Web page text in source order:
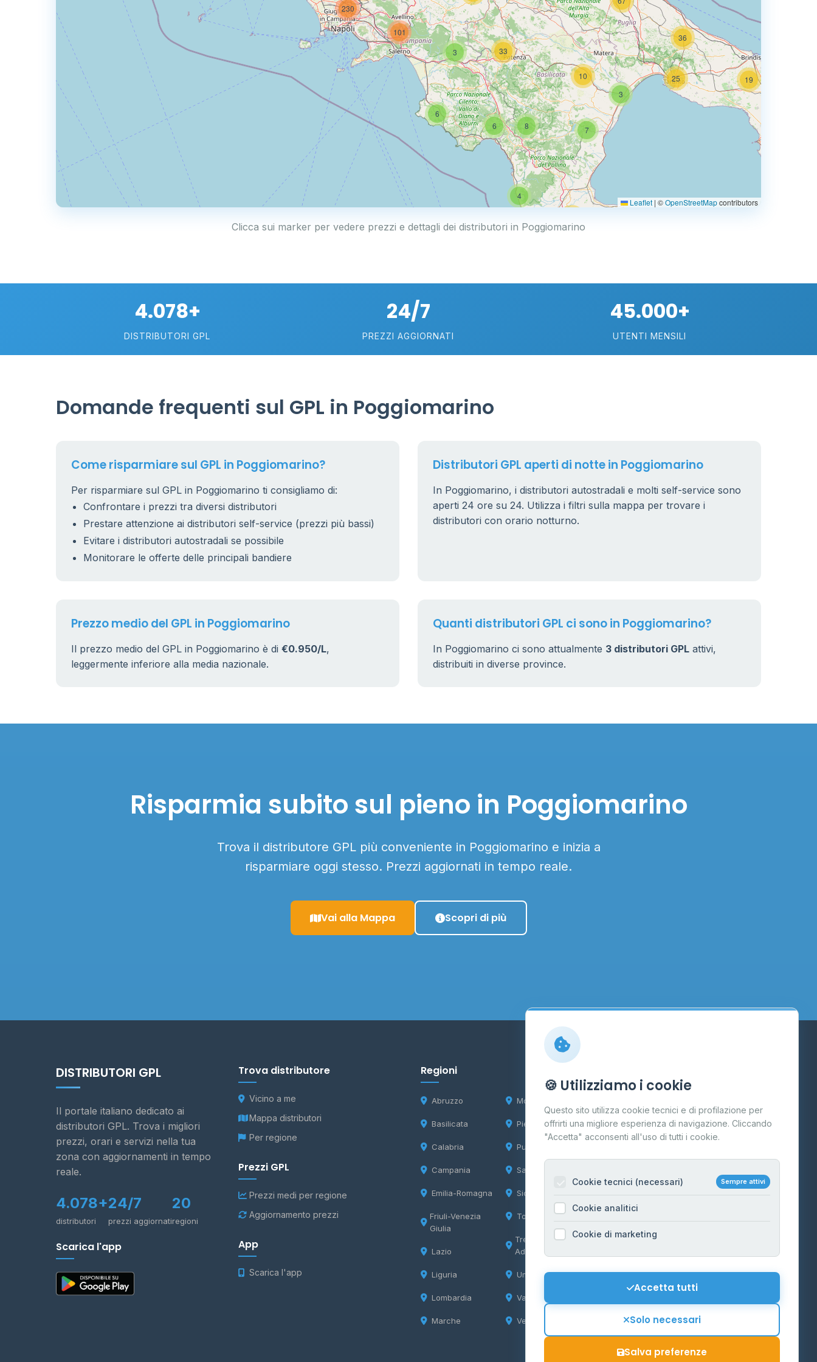
7 20
53
5
9
101
230
6
6
10
7
8
4
3
10
3 33
25 19
36
Leaflet | ©OpenStreetMapcontributors
Clicca sui marker per vedere prezzi e dettagli dei distributori in Poggiomarino
4.078+
DISTRIBUTORI GPL
24/7
PREZZI AGGIORNATI
45.000+
UTENTI MENSILI
Domande frequenti sul GPL in Poggiomarino
Come risparmiare sul GPL in Poggiomarino?
Per risparmiare sul GPL in Poggiomarino ti consigliamo di:
Confrontare i prezzi tra diversi distributori
Prestare attenzione ai distributori self-service (prezzi più bassi)
Evitare i distributori autostradali se possibile
Monitorare le offerte delle principali bandiere
Distributori GPL aperti di notte in Poggiomarino
In Poggiomarino, i distributori autostradali e molti self-service sono
aperti 24 ore su 24. Utilizza i filtri sulla mappa per trovare i
distributori con orario notturno.
Prezzo medio del GPL in Poggiomarino
Il prezzo medio del GPL in Poggiomarino è di €0.950/L,
leggermente inferiore alla media nazionale.
Quanti distributori GPL ci sono in Poggiomarino?
In Poggiomarino ci sono attualmente 3 distributori GPL attivi,
distribuiti in diverse province.
Risparmia subito sul pieno in Poggiomarino
Trova il distributore GPL più conveniente in Poggiomarino e inizia a
risparmiare oggi stesso. Prezzi aggiornati in tempo reale.
Vai alla Mappa Scopri di più
DISTRIBUTORI GPL
Il portale italiano dedicato ai
distributori GPL. Trova i migliori
prezzi, orari e servizi nella tua
zona con aggiornamenti in tempo
reale.
4.078+
distributori
24/7
prezzi aggiornati
20
regioni
Scarica l'app
Trova distributore
Vicino a me
Mappa distributori
Per regione
Prezzi GPL
Prezzi medi per regione
Aggiornamento prezzi
App
Scarica l'app
Regioni
Abruzzo
Basilicata
Calabria
Campania
Emilia-Romagna
Friuli-Venezia
Giulia
Lazio
Liguria
Lombardia
Marche
Molise
Piemonte
Puglia
Sardegna
Sicilia
Toscana
Trentino-Alto
Adige
Umbria
Valle d'Aosta
Veneto
Contatti
Per gestori
Informazioni legali
Privacy Policy
Cookie Policy
Mappa del sito
Contattaci
🍪 Utilizziamo i cookie
Questo sito utilizza cookie tecnici e di profilazione per
offrirti una migliore esperienza di navigazione. Cliccando
"Accetta" acconsenti all'uso di tutti i cookie.
Cookie tecnici (necessari) Sempre attivi
Cookie analitici
Cookie di marketing
Accetta tutti
Solo necessari
Salva preferenze